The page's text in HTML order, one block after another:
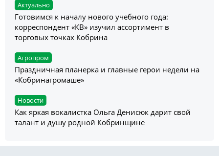
Актуально
Готовимся к началу нового учебного года:
корреспондент «КВ» изучил ассортимент в
торговых точках Кобрина
Агропром
Праздничная планерка и главные герои недели на
«Кобринагромаше»
Новости
Как яркая вокалистка Ольга Денисюк дарит свой
талант и душу родной Кобринщине